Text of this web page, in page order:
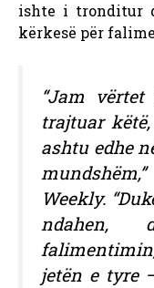
ishte i tronditur
kërkesë për
“Jam
trajtuar
ashtu edhe
Weekly.
ndahen,
jetën e tyre